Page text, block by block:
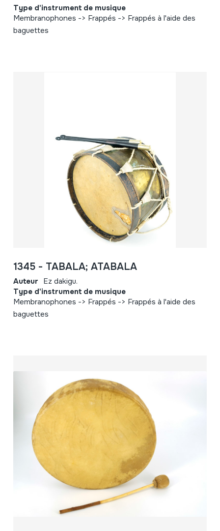
Type d'instrument de musique
Membranophones -> Frappés -> Frappés à l'aide des
baguettes
1345 - TABALA; ATABALA
Auteur Ez dakigu.
Type d'instrument de musique
Membranophones -> Frappés -> Frappés à l'aide des
baguettes